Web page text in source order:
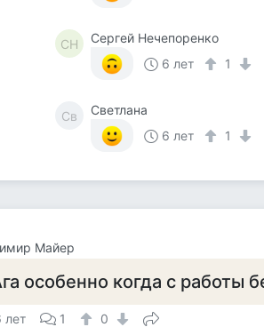
СН
Сергей Нечепоренко
6 лет
1
Св
Светлана
6 лет
1
Майер
особенно когда с работы
лет 1 0